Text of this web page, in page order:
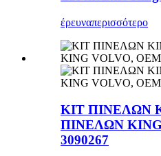
έρευναπερισσότερο
ΚΙΤ ΠΙΝΕΛΩΝ
ΠΙΝΕΛΩΝ KING
3090267